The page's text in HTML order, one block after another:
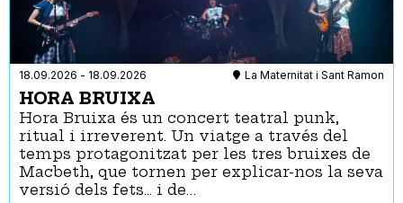
18.09.2026 - 18.09.2026 La Maternitat i Sant Ramon
HORA BRUIXA
Hora Bruixa és un concert teatral punk,
ritual i irreverent. Un viatge a través del
temps protagonitzat per les tres bruixes de
Macbeth, que tornen per explicar-nos la seva
versió dels fets... i de…